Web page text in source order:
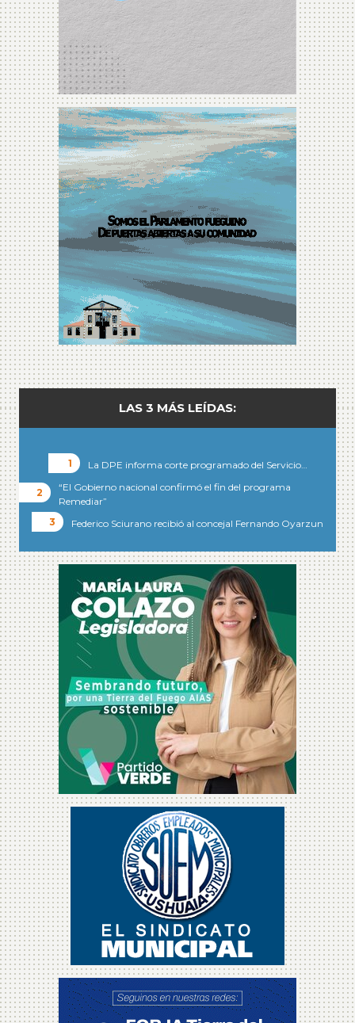
LAS 3 MÁS LEÍDAS:
La DPE informa corte programado del Servicio…
“El Gobierno nacional confirmó el fin del programa
Remediar”
Federico Sciurano recibió al concejal Fernando Oyarzun